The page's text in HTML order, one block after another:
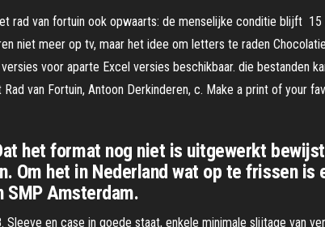
rad van fortuin ook opwaarts: de menselijke conditie blijft
niet meer op tv, maar het idee om letters te raden
voor aparte Excel versies beschikbaar. die bestanden
van Fortuin, Antoon Derkinderen, c. Make a print of your
het format nog niet is uitgewerkt
Om het in Nederland wat op te frissen is
Amsterdam.
en case in goede staat, enkele minimale slijtage van